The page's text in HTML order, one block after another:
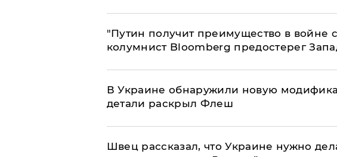
"Путин получит преимущество в войне
колумнист Bloomberg предостерег
В Украине обнаружили новую
детали раскрыл Флеш
Швец рассказал, что Украине нужно